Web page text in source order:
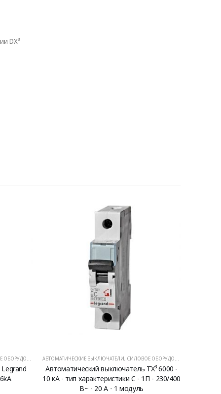
DX³
АВТОМАТИЧЕСКИЕ ВЫКЛЮЧАТЕЛИ, СИЛОВОЕ ОБОРУДОВАНИЕ
Автоматический выключатель TX³ 6000 -
10 кА - тип характеристики C - 1П - 230/400
В~ - 20 А - 1 модуль